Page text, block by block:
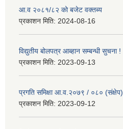
आ.व २०८१/८२ को बजेट वक्तब्य
प्रकाशन मिति: 2024-08-16
विद्युतीय बोलपत्र आब्हान सम्बन्धी सुचना !
प्रकाशन मिति: 2023-09-13
प्रगति समिक्षा आ.व.२०७९ / ०८० (संक्षेप)
प्रकाशन मिति: 2023-09-12